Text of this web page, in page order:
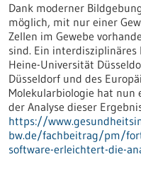
Dank moderner
möglich, mit nur einer
Zellen im Gewebe
sind. Ein
Heine-Universität
Düsseldorf und des
Molekularbiologie hat nun
der Analyse dieser
https://
bw.de/fachbeitrag/pm/
software-erleichtert-die-